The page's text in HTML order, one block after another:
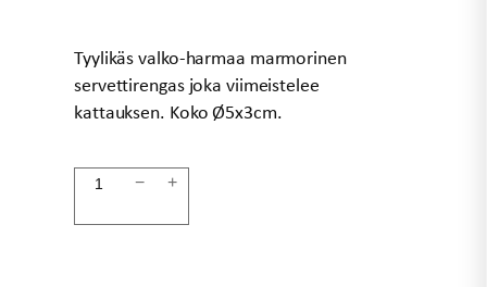
Tyylikäs valko-harmaa marmorinen
servettirengas joka viimeistelee
kattauksen. Koko Ø5x3cm.
Servettirengas
− +